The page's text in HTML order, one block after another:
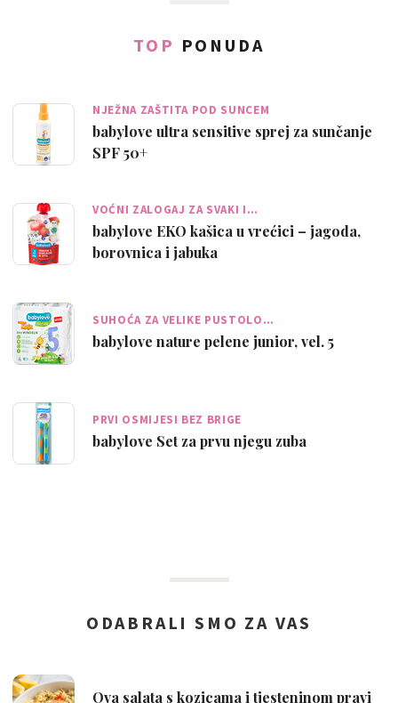
TOP PONUDA
NJEŽNA ZAŠTITA POD SUNCEM
babylove ultra sensitive sprej za sunčanje
SPF 50+
VOĆNI ZALOGAJ ZA SVAKI I…
babylove EKO kašica u vrećici – jagoda,
borovnica i jabuka
SUHOĆA ZA VELIKE PUSTOLO…
babylove nature pelene junior, vel. 5
PRVI OSMIJESI BEZ BRIGE
babylove Set za prvu njegu zuba